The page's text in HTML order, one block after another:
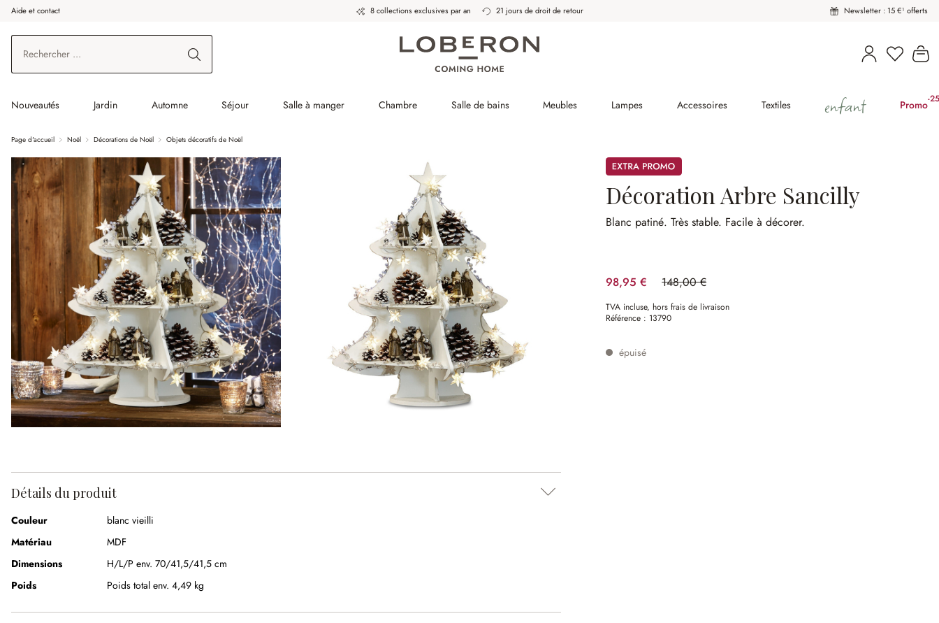
au contenu principal
Aller à la recherche
Aller à la navigation principale
Aide et contact 8 collections exclusives par an 21 jours de droit de retour Newsletter : 15 €¹ offerts
Vous
Nouveautés Jardin Automne Séjour Salle à manger Chambre Salle de bains Meubles Lampes Accessoires Textiles enfant Promo-
Page d'accueil Noël Décorations de Noël Objets décoratifs de Noël
Promos
Décoration Arbre Sancilly
Blanc patiné.Très stable. Facile à décorer.
98,95 € 148,00 €
(33.14%spared)
TVA incluse, hors frais de livraison
Référence : 13790
épuisé
Détails du produit
Couleur
blanc vieilli
Matériau
MDF
Dimensions
H/L/P env. 70/41,5/41,5 cm
Poids
Poids total env. 4,49 kg